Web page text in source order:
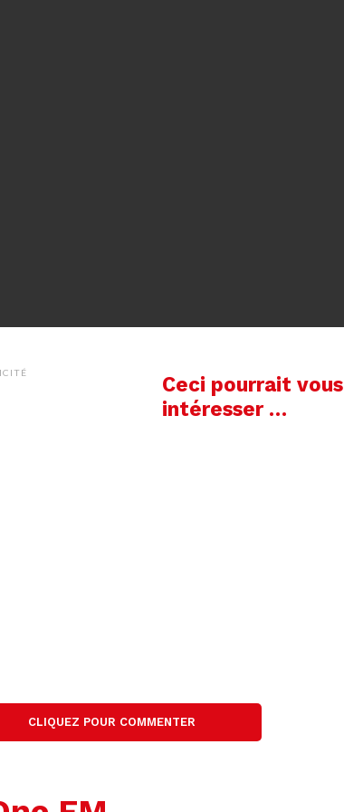
Ceci pourrait vous
intéresser …
CLIQUEZ POUR COMMENTER